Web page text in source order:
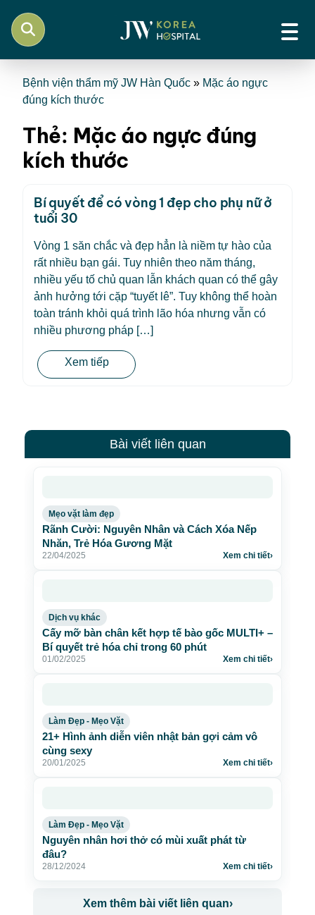
Bệnh viện thẩm mỹ JW Hàn Quốc » Mặc áo ngực
đúng kích thước
Thẻ: Mặc áo ngực đúng
kích thước
Bí quyết để có vòng 1 đẹp cho phụ nữ ở
tuổi 30
Vòng 1 săn chắc và đẹp hẳn là niềm tự hào của
rất nhiều bạn gái. Tuy nhiên theo năm tháng,
nhiều yếu tố chủ quan lẫn khách quan có thể gây
ảnh hưởng tới cặp “tuyết lê”. Tuy không thể hoàn
toàn tránh khỏi quá trình lão hóa nhưng vẫn có
nhiều phương pháp […]
Xem tiếp
Bài viết liên quan
Mẹo vặt làm đẹp
Rãnh Cười: Nguyên Nhân và Cách Xóa Nếp
Nhăn, Trẻ Hóa Gương Mặt
22/04/2025 Xem chi tiết›
Dịch vụ khác
Cấy mỡ bàn chân kết hợp tế bào gốc MULTI+ –
Bí quyết trẻ hóa chỉ trong 60 phút
01/02/2025 Xem chi tiết›
Làm Đẹp - Mẹo Vặt
21+ Hình ảnh diễn viên nhật bản gợi cảm vô
cùng sexy
20/01/2025 Xem chi tiết›
Làm Đẹp - Mẹo Vặt
Nguyên nhân hơi thở có mùi xuất phát từ
đâu?
28/12/2024 Xem chi tiết›
Xem thêm bài viết liên quan›